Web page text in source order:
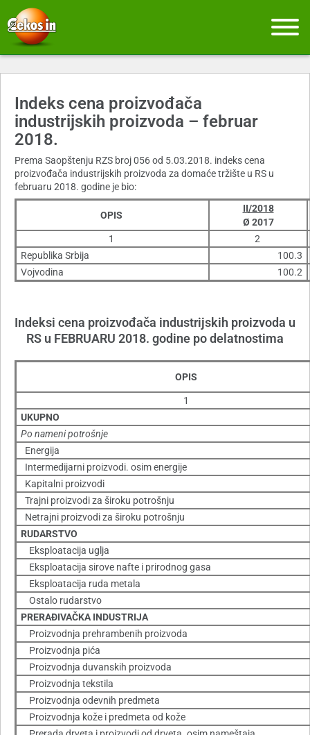
Indeks cena proizvođača
industrijskih proizvoda – februar
2018.
Prema Saopštenju RZS broj 056 od 5.03.2018. indeks cena
proizvođača industrijskih proizvoda za domaće tržište u RS u
februaru 2018. godine je bio:
OPIS
II/2018
Ø 2017
1
2
Republika Srbija
100.3
Vojvodina
100.2
Indeksi cena proizvođača industrijskih proizvoda u
RS u FEBRUARU 2018. godine po delatnostima
OPIS
1
UKUPNO
Po nameni potrošnje
Energija
Intermedijarni proizvodi. osim energije
Kapitalni proizvodi
Trajni proizvodi za široku potrošnju
Netrajni proizvodi za široku potrošnju
RUDARSTVO
Eksploatacija uglja
Eksploatacija sirove nafte i prirodnog gasa
Eksploatacija ruda metala
Ostalo rudarstvo
PRERAĐIVAČKA INDUSTRIJA
Proizvodnja prehrambenih proizvoda
Proizvodnja pića
Proizvodnja duvanskih proizvoda
Proizvodnja tekstila
Proizvodnja odevnih predmeta
Proizvodnja kože i predmeta od kože